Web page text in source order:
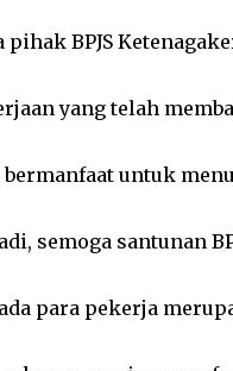
BPJS
yang telah
untuk
semoga santunan
para pekerja